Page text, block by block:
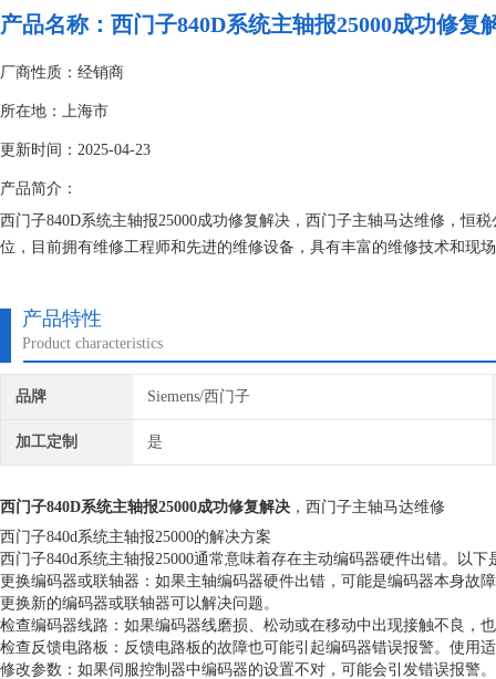
产品名称： 西门子840D系统主轴报25000成功修复
厂商性质：经销商
所在地：上海市
更新时间：2025-04-23
产品简介：
西门子840D系统主轴报25000成功修复解决，西门子主轴马达维修，恒
位，目前拥有维修工程师和先进的维修设备，具有丰富的维修技术和现
产品特性
Product characteristics
品牌 Siemens/西门子
加工定制 是
西门子840D系统主轴报25000成功修复解决 ，西门子主轴马达维修
西门子840d系统主轴报25000的解决方案
西门子840d系统主轴报25000通常意味着存在主动编码器硬件出错。以
更换编码器或联轴器：如果主轴编码器硬件出错，可能是编码器本身故
更换新的编码器或联轴器可以解决问题。
检查编码器线路：如果编码器线磨损、松动或在移动中出现接触不良，
检查反馈电路板：反馈电路板的故障也可能引起编码器错误报警。使用
修改参数：如果伺服控制器中编码器的设置不对，可能会引发错误报警